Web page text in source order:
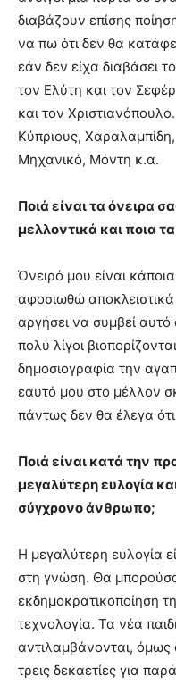
διαβάζουν επίσης
να πω ότι δεν θα
εάν δεν είχα διαβάσει
τον Ελύτη και τον
και τον
Κύπριους,
Μηχανικό, Μόντη κ.α.
Ποιά είναι τα όνειρα
μελλοντικά και ποια
Όνειρό μου είναι
αφοσιωθώ
αργήσει να συμβεί
πολύ λίγοι
δημοσιογραφία την
εαυτό μου στο μέλλον
πάντως δεν θα έλεγα
Ποιά είναι κατά την
μεγαλύτερη ευλογία
σύγχρονο άνθρωπο;
Η μεγαλύτερη ευλογία
στη γνώση. Θα
εκδημοκρατικοποίηση
τεχνολογία. Τα νέα
αντιλαμβάνονται, όμως
τρεις δεκαετίες για